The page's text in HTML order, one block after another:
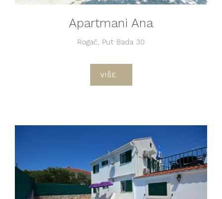
Apartmani Ana
Rogač, Put Bada 30
VIŠE